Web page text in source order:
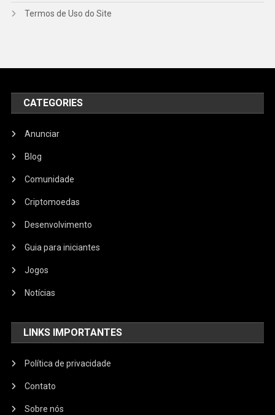
Termos de Uso do Site
CATEGORIES
Anunciar
Blog
Comunidade
Criptomoedas
Desenvolvimento
Guia para iniciantes
Jogos
Notícias
LINKS IMPORTANTES
Política de privacidade
Contato
Sobre nós